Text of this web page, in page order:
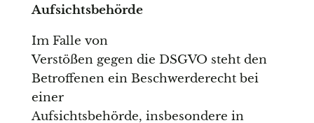
Aufsichts­behörde
Im Falle von
Verstößen gegen die DSGVO steht den
Betroffenen ein Beschwerderecht bei
einer
Aufsichtsbehörde, insbesondere in